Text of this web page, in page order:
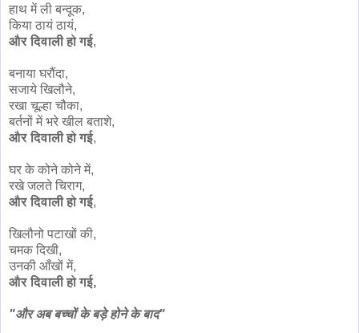
हाथ में ली बन्दूक,
किया ठायं ठायं,
और दिवाली हो गई,
बनाया घरौंदा,
सजाये खिलौने,
रखा चूल्हा चौका,
बर्तनों में भरे खील बताशे,
और दिवाली हो गई,
घर के कोने कोने में,
रखे जलते चिराग,
और दिवाली हो गई,
खिलौनो पटाखों की,
चमक दिखी,
उनकी आँखों में,
और दिवाली हो गई,
"और अब बच्चों के बड़े होने के बाद"